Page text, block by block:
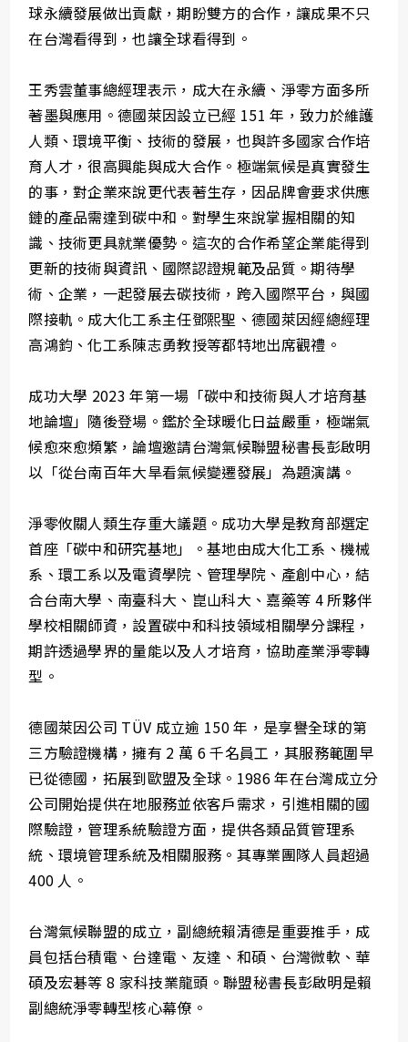
球永續發展做出貢獻，期盼雙方的合作，讓成果不只
在台灣看得到，也讓全球看得到。
王秀雲董事總經理表示，成大在永續、淨零方面多所
著墨與應用。德國萊因設立已經 151 年，致力於維護
人類、環境平衡、技術的發展，也與許多國家合作培
育人才，很高興能與成大合作。極端氣候是真實發生
的事，對企業來說更代表著生存，因品牌會要求供應
鏈的產品需達到碳中和。對學生來說掌握相關的知
識、技術更具就業優勢。這次的合作希望企業能得到
更新的技術與資訊、國際認證規範及品質。期待學
術、企業，一起發展去碳技術，跨入國際平台，與國
際接軌。成大化工系主任鄧熙聖、德國萊因經總經理
高鴻鈞、化工系陳志勇教授等都特地出席觀禮。
成功大學 2023 年第一場「碳中和技術與人才培育基
地論壇」隨後登場。鑑於全球暖化日益嚴重，極端氣
候愈來愈頻繁，論壇邀請台灣氣候聯盟秘書長彭啟明
以「從台南百年大旱看氣候變遷發展」為題演講。
淨零攸關人類生存重大議題。成功大學是教育部選定
首座「碳中和研究基地」。基地由成大化工系、機械
系、環工系以及電資學院、管理學院、產創中心，結
合台南大學、南臺科大、崑山科大、嘉藥等 4 所夥伴
學校相關師資，設置碳中和科技領域相關學分課程，
期許透過學界的量能以及人才培育，協助產業淨零轉
型。
德國萊因公司 TÜV 成立逾 150 年，是享譽全球的第
三方驗證機構，擁有 2 萬 6 千名員工，其服務範圍早
已從德國，拓展到歐盟及全球。1986 年在台灣成立分
公司開始提供在地服務並依客戶需求，引進相關的國
際驗證，管理系統驗證方面，提供各類品質管理系
統、環境管理系統及相關服務。其專業團隊人員超過
400 人。
台灣氣候聯盟的成立，副總統賴清德是重要推手，成
員包括台積電、台達電、友達、和碩、台灣微軟、華
碩及宏碁等 8 家科技業龍頭。聯盟秘書長彭啟明是賴
副總統淨零轉型核心幕僚。